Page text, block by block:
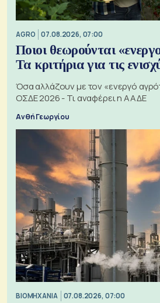
AGRO 07.08.2026, 07:00
Ποιοι θεωρούνται
Τα κριτήρια για τις
Όσα αλλάζουν με τον «ενεργό
ΟΣΔΕ 2026 - Τι αναφέρει η ΑΑΔΕ
Ανθή Γεωργίου
ΒΙΟΜΗΧΑΝΙΑ 07.08.2026, 07:00